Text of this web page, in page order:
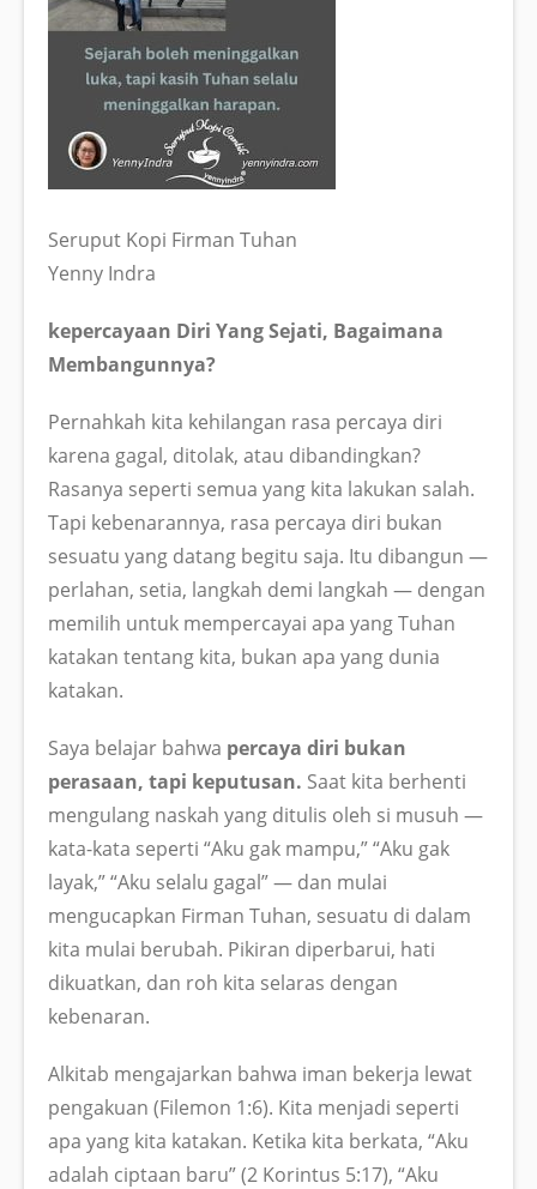
Seruput Kopi Firman Tuhan
Yenny Indra
kepercayaan Diri Yang Sejati, Bagaimana
Membangunnya?
Pernahkah kita kehilangan rasa percaya diri
karena gagal, ditolak, atau dibandingkan?
Rasanya seperti semua yang kita lakukan salah.
Tapi kebenarannya, rasa percaya diri bukan
sesuatu yang datang begitu saja. Itu dibangun —
perlahan, setia, langkah demi langkah — dengan
memilih untuk mempercayai apa yang Tuhan
katakan tentang kita, bukan apa yang dunia
katakan.
Saya belajar bahwa percaya diri bukan
perasaan, tapi keputusan. Saat kita berhenti
mengulang naskah yang ditulis oleh si musuh —
kata-kata seperti “Aku gak mampu,” “Aku gak
layak,” “Aku selalu gagal” — dan mulai
mengucapkan Firman Tuhan, sesuatu di dalam
kita mulai berubah. Pikiran diperbarui, hati
dikuatkan, dan roh kita selaras dengan
kebenaran.
Alkitab mengajarkan bahwa iman bekerja lewat
pengakuan (Filemon 1:6). Kita menjadi seperti
apa yang kita katakan. Ketika kita berkata, “Aku
adalah ciptaan baru” (2 Korintus 5:17), “Aku